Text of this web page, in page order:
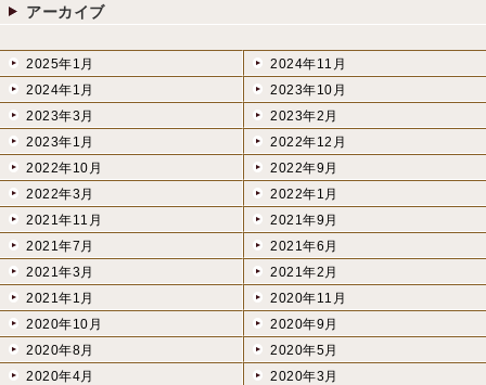
アーカイブ
2025年1月
2024年11月
2024年1月
2023年10月
2023年3月
2023年2月
2023年1月
2022年12月
2022年10月
2022年9月
2022年3月
2022年1月
2021年11月
2021年9月
2021年7月
2021年6月
2021年3月
2021年2月
2021年1月
2020年11月
2020年10月
2020年9月
2020年8月
2020年5月
2020年4月
2020年3月